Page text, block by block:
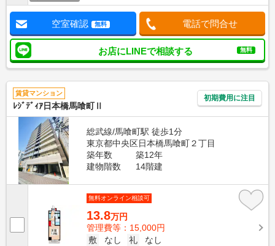
空室確認 無料 電話で問合せ
お店にLINEで相談する 無料
賃貸マンション
ﾚｼﾞﾃﾞｨｱ日本橋馬喰町Ⅱ
初期費用に注目
総武線/馬喰町駅 徒歩1分
東京都中央区日本橋馬喰町２丁目
築年数
築12年
建物階数
14階建
無料オンライン相談可
13.8万円
管理費等：15,000円
敷
なし 礼
なし